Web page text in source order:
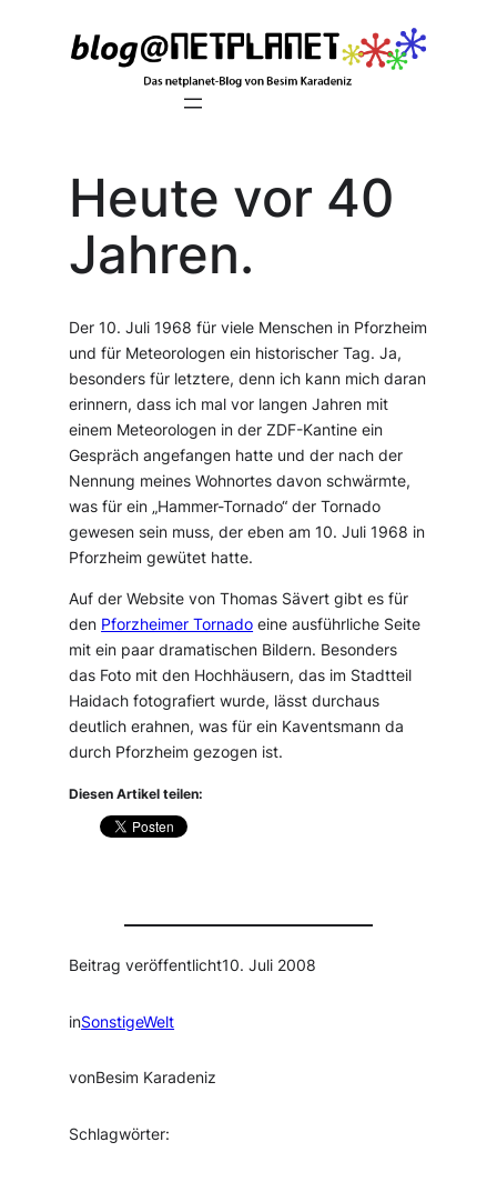
Heute vor 40
Jahren.
Der 10. Juli 1968 für viele Menschen in Pforzheim
und für Meteorologen ein historischer Tag. Ja,
besonders für letztere, denn ich kann mich daran
erinnern, dass ich mal vor langen Jahren mit
einem Meteorologen in der ZDF-Kantine ein
Gespräch angefangen hatte und der nach der
Nennung meines Wohnortes davon schwärmte,
was für ein „Hammer-Tornado“ der Tornado
gewesen sein muss, der eben am 10. Juli 1968 in
Pforzheim gewütet hatte.
Auf der Website von Thomas Sävert gibt es für
den Pforzheimer Tornado eine ausführliche Seite
mit ein paar dramatischen Bildern. Besonders
das Foto mit den Hochhäusern, das im Stadtteil
Haidach fotografiert wurde, lässt durchaus
deutlich erahnen, was für ein Kaventsmann da
durch Pforzheim gezogen ist.
Diesen Artikel teilen:
Beitrag veröffentlicht10. Juli 2008
inSonstigeWelt
vonBesim Karadeniz
Schlagwörter: